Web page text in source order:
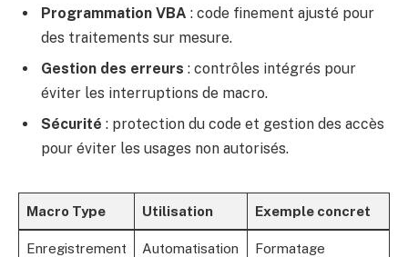
Programmation VBA : code finement ajusté pour
des traitements sur mesure.
Gestion des erreurs : contrôles intégrés pour
éviter les interruptions de macro.
Sécurité : protection du code et gestion des accès
pour éviter les usages non autorisés.
Macro Type Utilisation Exemple concret
Enregistrement
Automatisation
Formatage